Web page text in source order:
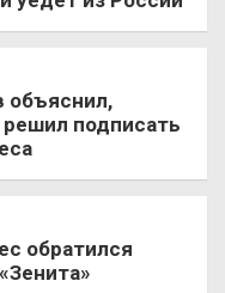
объяснил,
подписать
обратился